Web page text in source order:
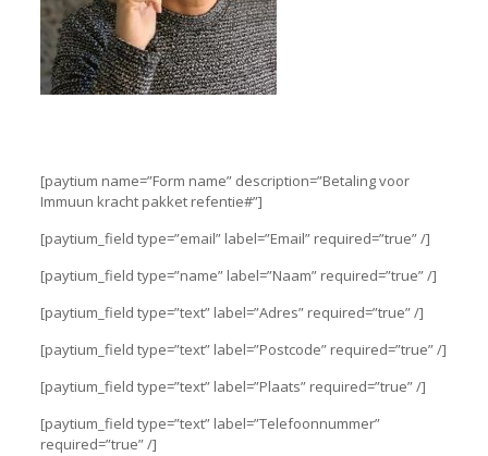
[paytium name=”Form name” description=”Betaling voor
Immuun kracht pakket refentie#”]
[paytium_field type=”email” label=”Email” required=”true” /]
[paytium_field type=”name” label=”Naam” required=”true” /]
[paytium_field type=”text” label=”Adres” required=”true” /]
[paytium_field type=”text” label=”Postcode” required=”true” /]
[paytium_field type=”text” label=”Plaats” required=”true” /]
[paytium_field type=”text” label=”Telefoonnummer”
required=”true” /]